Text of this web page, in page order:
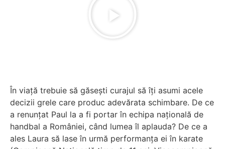
În viață trebuie să găsești curajul să îți asumi acele
decizii grele care produc adevărata schimbare. De ce
a renunțat Paul la a fi portar în echipa națională de
handbal a României, când lumea îl aplauda? De ce a
ales Laura să lase în urmă performanța ei în karate